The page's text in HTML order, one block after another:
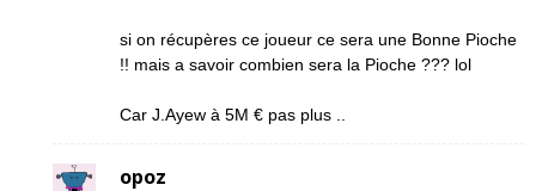
si on récupères ce joueur ce sera une Bonne Pioche
!! mais a savoir combien sera la Pioche ??? lol
Car J.Ayew à 5M € pas plus ..
opoz